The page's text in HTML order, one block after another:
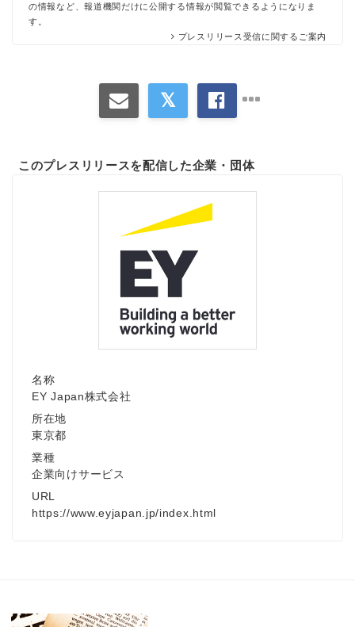
の情報など、報道機関だけに公開する情報が閲覧できるようになりま
す。
プレスリリース受信に関するご案内
このプレスリリースを配信した企業・団体
名称
EY Japan株式会社
所在地
東京都
業種
企業向けサービス
URL
https://www.eyjapan.jp/index.html